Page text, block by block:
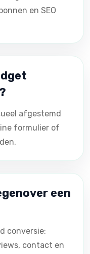
en SEO
afgestemd
formulier of
een
conversie:
contact en